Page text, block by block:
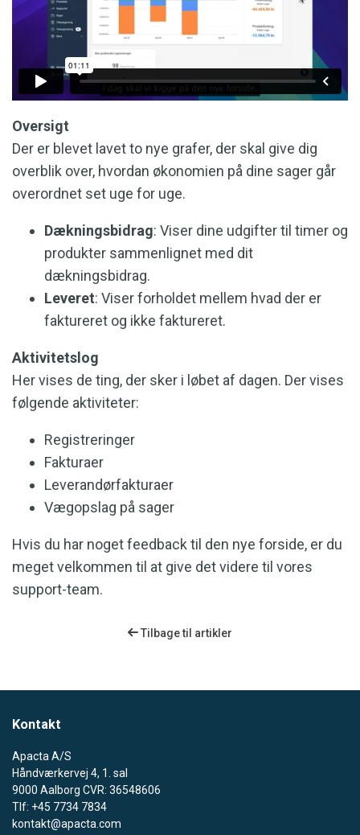
Oversigt
Der er blevet lavet to nye grafer, der skal give dig
overblik over, hvordan økonomien på dine sager går
overordnet set uge for uge.
Dækningsbidrag: Viser dine udgifter til timer og
produkter sammenlignet med dit
dækningsbidrag.
Leveret: Viser forholdet mellem hvad der er
faktureret og ikke faktureret.
Aktivitetslog
Her vises de ting, der sker i løbet af dagen. Der vises
følgende aktiviteter:
Registreringer
Fakturaer
Leverandørfakturaer
Vægopslag på sager
Hvis du har noget feedback til den nye forside, er du
meget velkommen til at give det videre til vores
support-team.
Tilbage til artikler
Kontakt
Apacta A/S
Håndværkervej 4, 1. sal
9000 Aalborg CVR: 36548606
Tlf: +45 7734 7834
kontakt@apacta.com